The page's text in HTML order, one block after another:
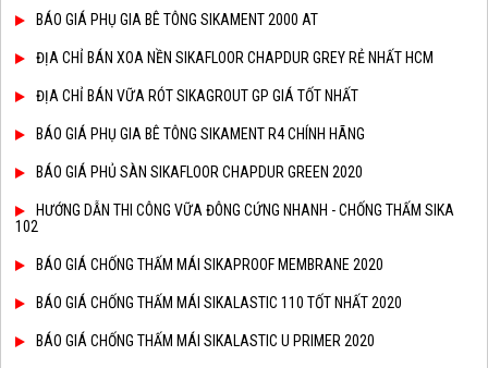
BÁO GIÁ PHỤ GIA BÊ TÔNG SIKAMENT 2000 AT
ĐỊA CHỈ BÁN XOA NỀN SIKAFLOOR CHAPDUR GREY RẺ NHẤT HCM
ĐỊA CHỈ BÁN VỮA RÓT SIKAGROUT GP GIÁ TỐT NHẤT
BÁO GIÁ PHỤ GIA BÊ TÔNG SIKAMENT R4 CHÍNH HÃNG
BÁO GIÁ PHỦ SÀN SIKAFLOOR CHAPDUR GREEN 2020
HƯỚNG DẪN THI CÔNG VỮA ĐÔNG CỨNG NHANH - CHỐNG THẤM SIKA
102
BÁO GIÁ CHỐNG THẤM MÁI SIKAPROOF MEMBRANE 2020
BÁO GIÁ CHỐNG THẤM MÁI SIKALASTIC 110 TỐT NHẤT 2020
BÁO GIÁ CHỐNG THẤM MÁI SIKALASTIC U PRIMER 2020